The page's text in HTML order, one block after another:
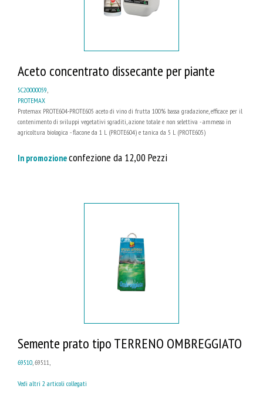
Aceto concentrato dissecante per piante
5C20000059,
PROTEMAX
Protemax PROTE604-PROTE605 aceto di vino di frutta 100% bassa gradazione, efficace per il
contenimento di sviluppi vegetativi sgraditi, azione totale e non selettiva - ammesso in
agricoltura biologica - flacone da 1 L (PROTE604) e tanica da 5 L (PROTE605)
In promozioneconfezione da 12,00 Pezzi
Semente prato tipo TERRENO OMBREGGIATO
69510 , 69511,
Vedi altri 2 articoli collegati